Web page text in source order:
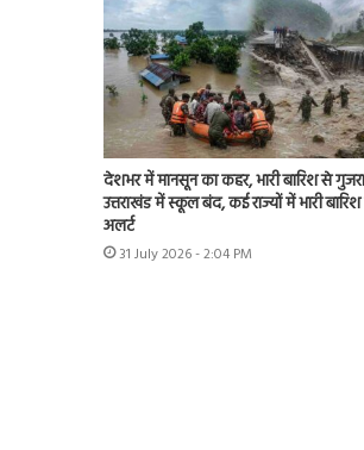
देशभर में मानसून का कहर, भारी बारिश से
उत्तराखंड में स्कूल बंद, कई राज्यों में भारी
अलर्ट
31 July 2026 - 2:04 PM